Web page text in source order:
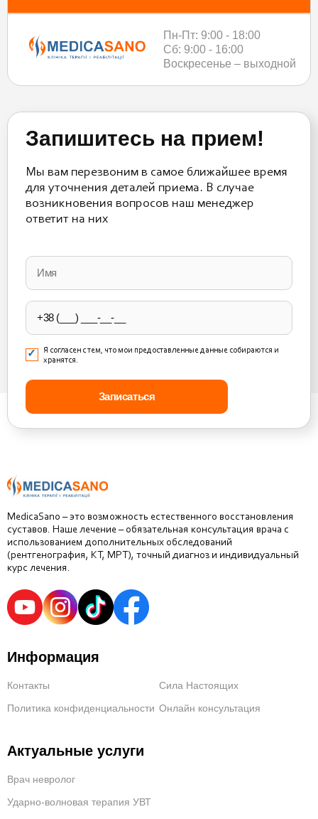
Пн-Пт: 9:00 - 18:00
Сб: 9:00 - 16:00
Воскресенье – выходной
Запишитесь на прием!
Мы вам перезвоним в самое ближайшее время
для уточнения деталей приема. В случае
возникновения вопросов наш менеджер
ответит на них
leave
this
field
empty.
Я согласен с тем, что мои предоставленные данные собираются и
хранятся.
MedicaSano – это возможность естественного восстановления
суставов. Наше лечение – обязательная консультация врача с
использованием дополнительных обследований
(рентгенография, КТ, МРТ), точный диагноз и индивидуальный
курс лечения.
Информация
Контакты
Сила Настоящих
Политика конфиденциальности Онлайн консультация
Актуальные услуги
Врач невролог
Ударно-волновая терапия УВТ